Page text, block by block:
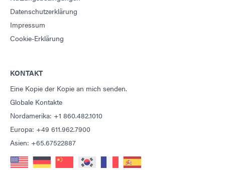
Datenschutzerklärung
Impressum
Cookie-Erklärung
KONTAKT
Eine Kopie der Kopie an mich senden.
Globale Kontakte
Nordamerika: +1 860.482.1010
Europa: +49 611.962.7900
Asien: +65.67522887